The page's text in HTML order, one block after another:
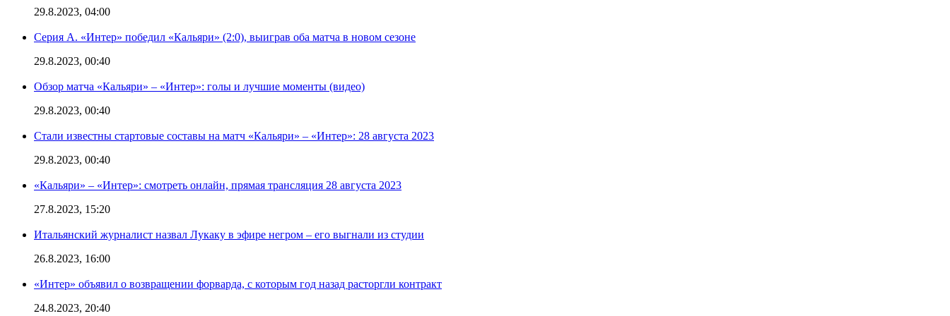
29.8.2023, 04:00
Серия А. «Интер» победил «Кальяри» (2:0), выиграв оба матча в новом сезоне
29.8.2023, 00:40
Обзор матча «Кальяри» – «Интер»: голы и лучшие моменты (видео)
29.8.2023, 00:40
Стали известны стартовые составы на матч «Кальяри» – «Интер»: 28 августа 2023
29.8.2023, 00:40
«Кальяри» – «Интер»: смотреть онлайн, прямая трансляция 28 августа 2023
27.8.2023, 15:20
Итальянский журналист назвал Лукаку в эфире негром – его выгнали из студии
26.8.2023, 16:00
«Интер» объявил о возвращении форварда, с которым год назад расторгли контракт
24.8.2023, 20:40